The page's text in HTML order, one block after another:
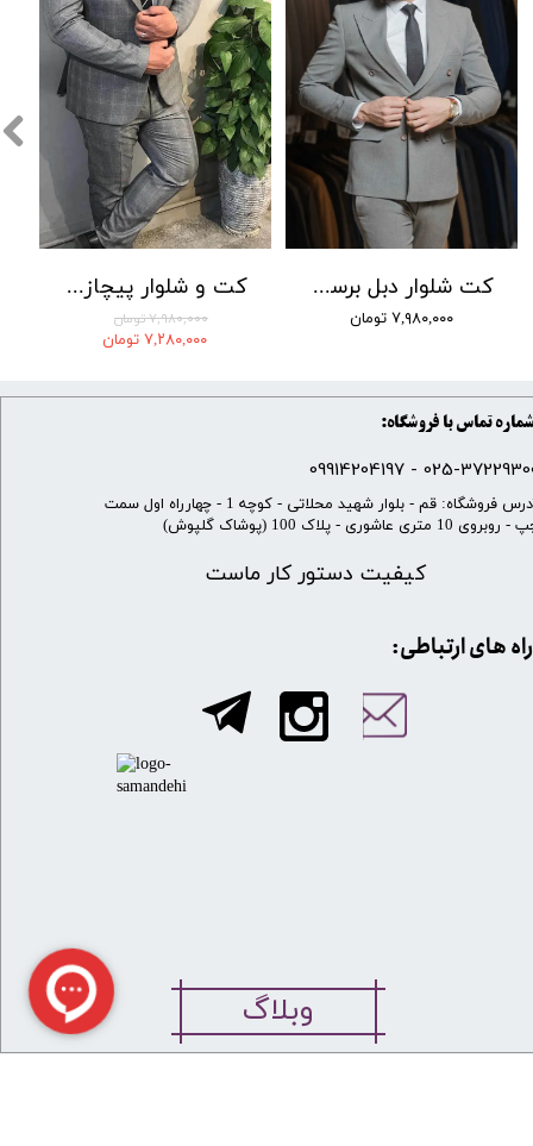
کت و شلوار پیچازی بردان رنگ 001
۷,۹۸۰,۰۰۰ تومان
۷,۲۸۰,۰۰۰ تومان
کت شلوار دبل برست LOMENZ کد 004
۷,۹۸۰,۰۰۰ تومان
شماره تماس با فروشگاه:
025-37229300 -
کیفیت دستور کار ماست
​آدرس فروشگاه: قم - بلوار شهید محلاتی - کوچه 1 - چهارراه اول سمت
10 متری عاشوری - پلاک 100 (پوشاک گلپوش)
​​راه های ارتباطی:
وبلاگ